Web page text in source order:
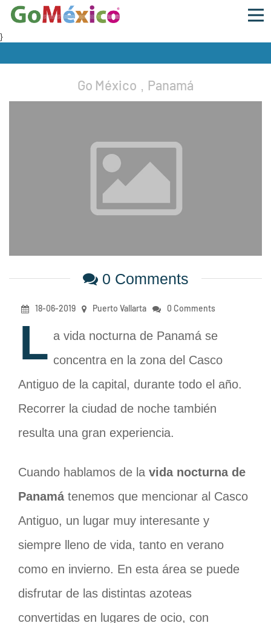
}
Go México , Panamá
0 Comments
18-06-2019 Puerto Vallarta 0 Comments
L a vida nocturna de Panamá se
concentra en la zona del Casco
Antiguo de la capital, durante todo el año.
Recorrer la ciudad de noche también
resulta una gran experiencia.
Cuando hablamos de la vida nocturna de
Panamá tenemos que mencionar al Casco
Antiguo, un lugar muy interesante y
siempre lleno de vida, tanto en verano
como en invierno. En esta área se puede
disfrutar de las distintas azoteas
convertidas en lugares de ocio, con